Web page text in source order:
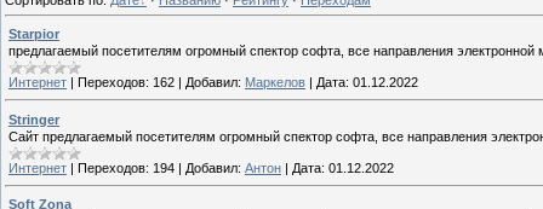
Starpior
предлагаемый посетителям огромный спектор софта, все направления
Интернет | Переходов: 162 | Добавил: Маркелов | Дата: 01.12.2022
Stringer
Сайт предлагаемый посетителям огромный спектор софта, все направления
Интернет | Переходов: 194 | Добавил: Антон | Дата: 01.12.2022
Soft Zona